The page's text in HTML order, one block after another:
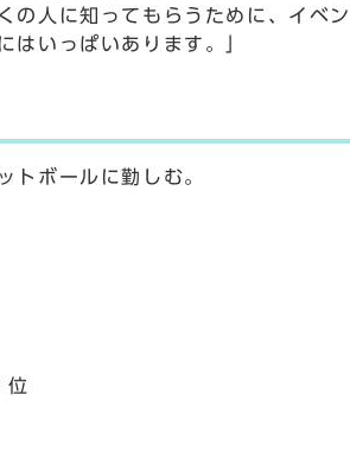
人に知ってもらうために、イベ
いっぱいあります。」
ボールに勤しむ。